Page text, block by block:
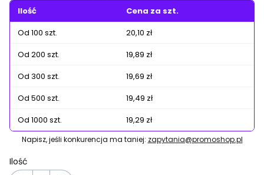
Ilość
Cena za szt.
Od 100 szt.
20,10 zł
Od 200 szt.
19,89 zł
Od 300 szt.
19,69 zł
Od 500 szt.
19,49 zł
Od 1000 szt.
19,29 zł
Napisz, jeśli konkurencja ma taniej: zapytania@promoshop.pl
Ilość